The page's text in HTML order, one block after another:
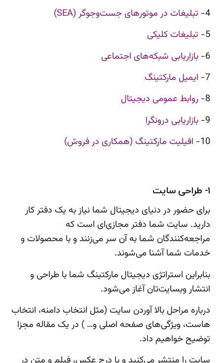
4- تبلیغات در موتورهای جست‌وجوگر (SEA)
5- تبلیغات کلیکی
6- بازاریابی شبکه‌های اجتماعی
7- ایمیل مارکتینگ
8- روابط عمومی دیجیتال
9- بازاریابی درونگرا
10- افیلیت مارکتینگ (همکاری در فروش)
1- طراحی سایت
برای حضور در دنیای دیجیتال شما نیاز به یک دفتر کار
دارید. سایت شما دفتر مجازی‌ای است که
مراجعه‌کنندگان شما به آن سر می‌زنند و با محصولات و
خدمات شما آشنا می‌شوند.
بنابراین استراتژی دیجیتال مارکتینگ شما با طراحی و
انتشار وبسایت‌تان آغاز می‌شود.
درباره مراحل بالا آوردن سایت (مثل انتخاب دامنه، انتخاب
هاست، ویژگی‌های صفحه اصلی و… ) در یک مقاله مجزا
توضیح خواهیم داد.